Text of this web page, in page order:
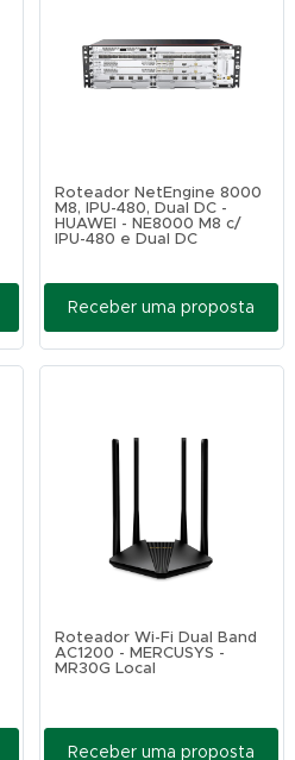
Roteador NetEngine 8000
M8, IPU-480, Dual DC -
HUAWEI - NE8000 M8 c/
IPU-480 e Dual DC
Receber uma proposta
Roteador Wi-Fi Dual Band
AC1200 - MERCUSYS -
MR30G Local
Receber uma proposta